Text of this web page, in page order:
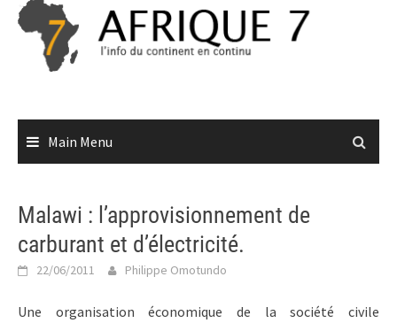
Skip
content
Main Menu
Malawi : l’approvisionnement de
carburant et d’électricité.
22/06/2011 Philippe Omotundo
Une organisation économique de la société civile